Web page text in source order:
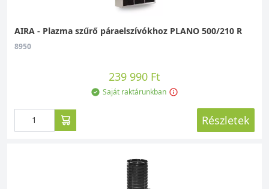
AIRA - Plazma szűrő páraelszívókhoz PLANO 500/210 R
8950
239 990 Ft
Saját raktárunkban
Részletek